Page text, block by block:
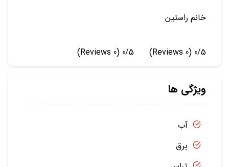
خانم راستین
0/5
(0 Reviews)
0/5
(0 Reviews)
ویژگی ها
آب
برق